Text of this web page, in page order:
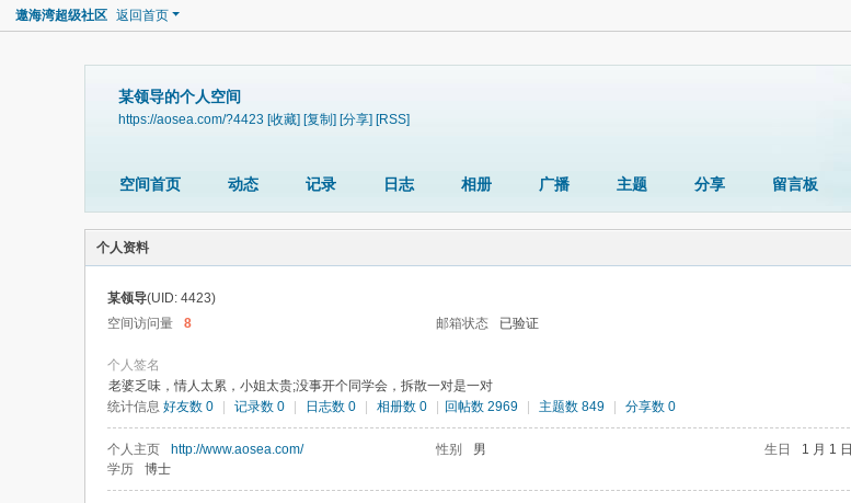
遨海湾超级社区 返回首页
某领导的个人空间
https://aosea.com/?4423 [收藏] [复制] [分享] [RSS]
空间首页 动态 记录 日志 相册 广播 主题 分享 留言板
个人资料
某领导(UID: 4423)
空间访问量
8 邮箱状态 已验证
个人签名
老婆乏味，情人太累，小姐太贵;没事开个同学会，拆散一对是一对
统计信息 好友数 0 记录数 0 日志数 0 相册数 0 回帖数 2969 主题数 849 分享数 0
个人主页 http://www.aosea.com/ 性别 男 生日
1 月 1 日
学历
博士